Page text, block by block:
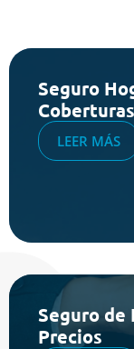
Seguro
LEER MÁS
Seguro de
Precios